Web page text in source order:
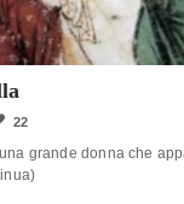
22
una grande donna che